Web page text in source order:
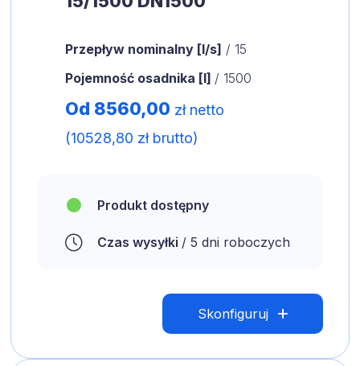
Przepływ nominalny [l/s] / 15
Pojemność osadnika [l] / 1500
Od 8560,00 zł netto
(10528,80 zł brutto)
Produkt dostępny
Czas wysyłki / 5 dni roboczych
Skonfiguruj